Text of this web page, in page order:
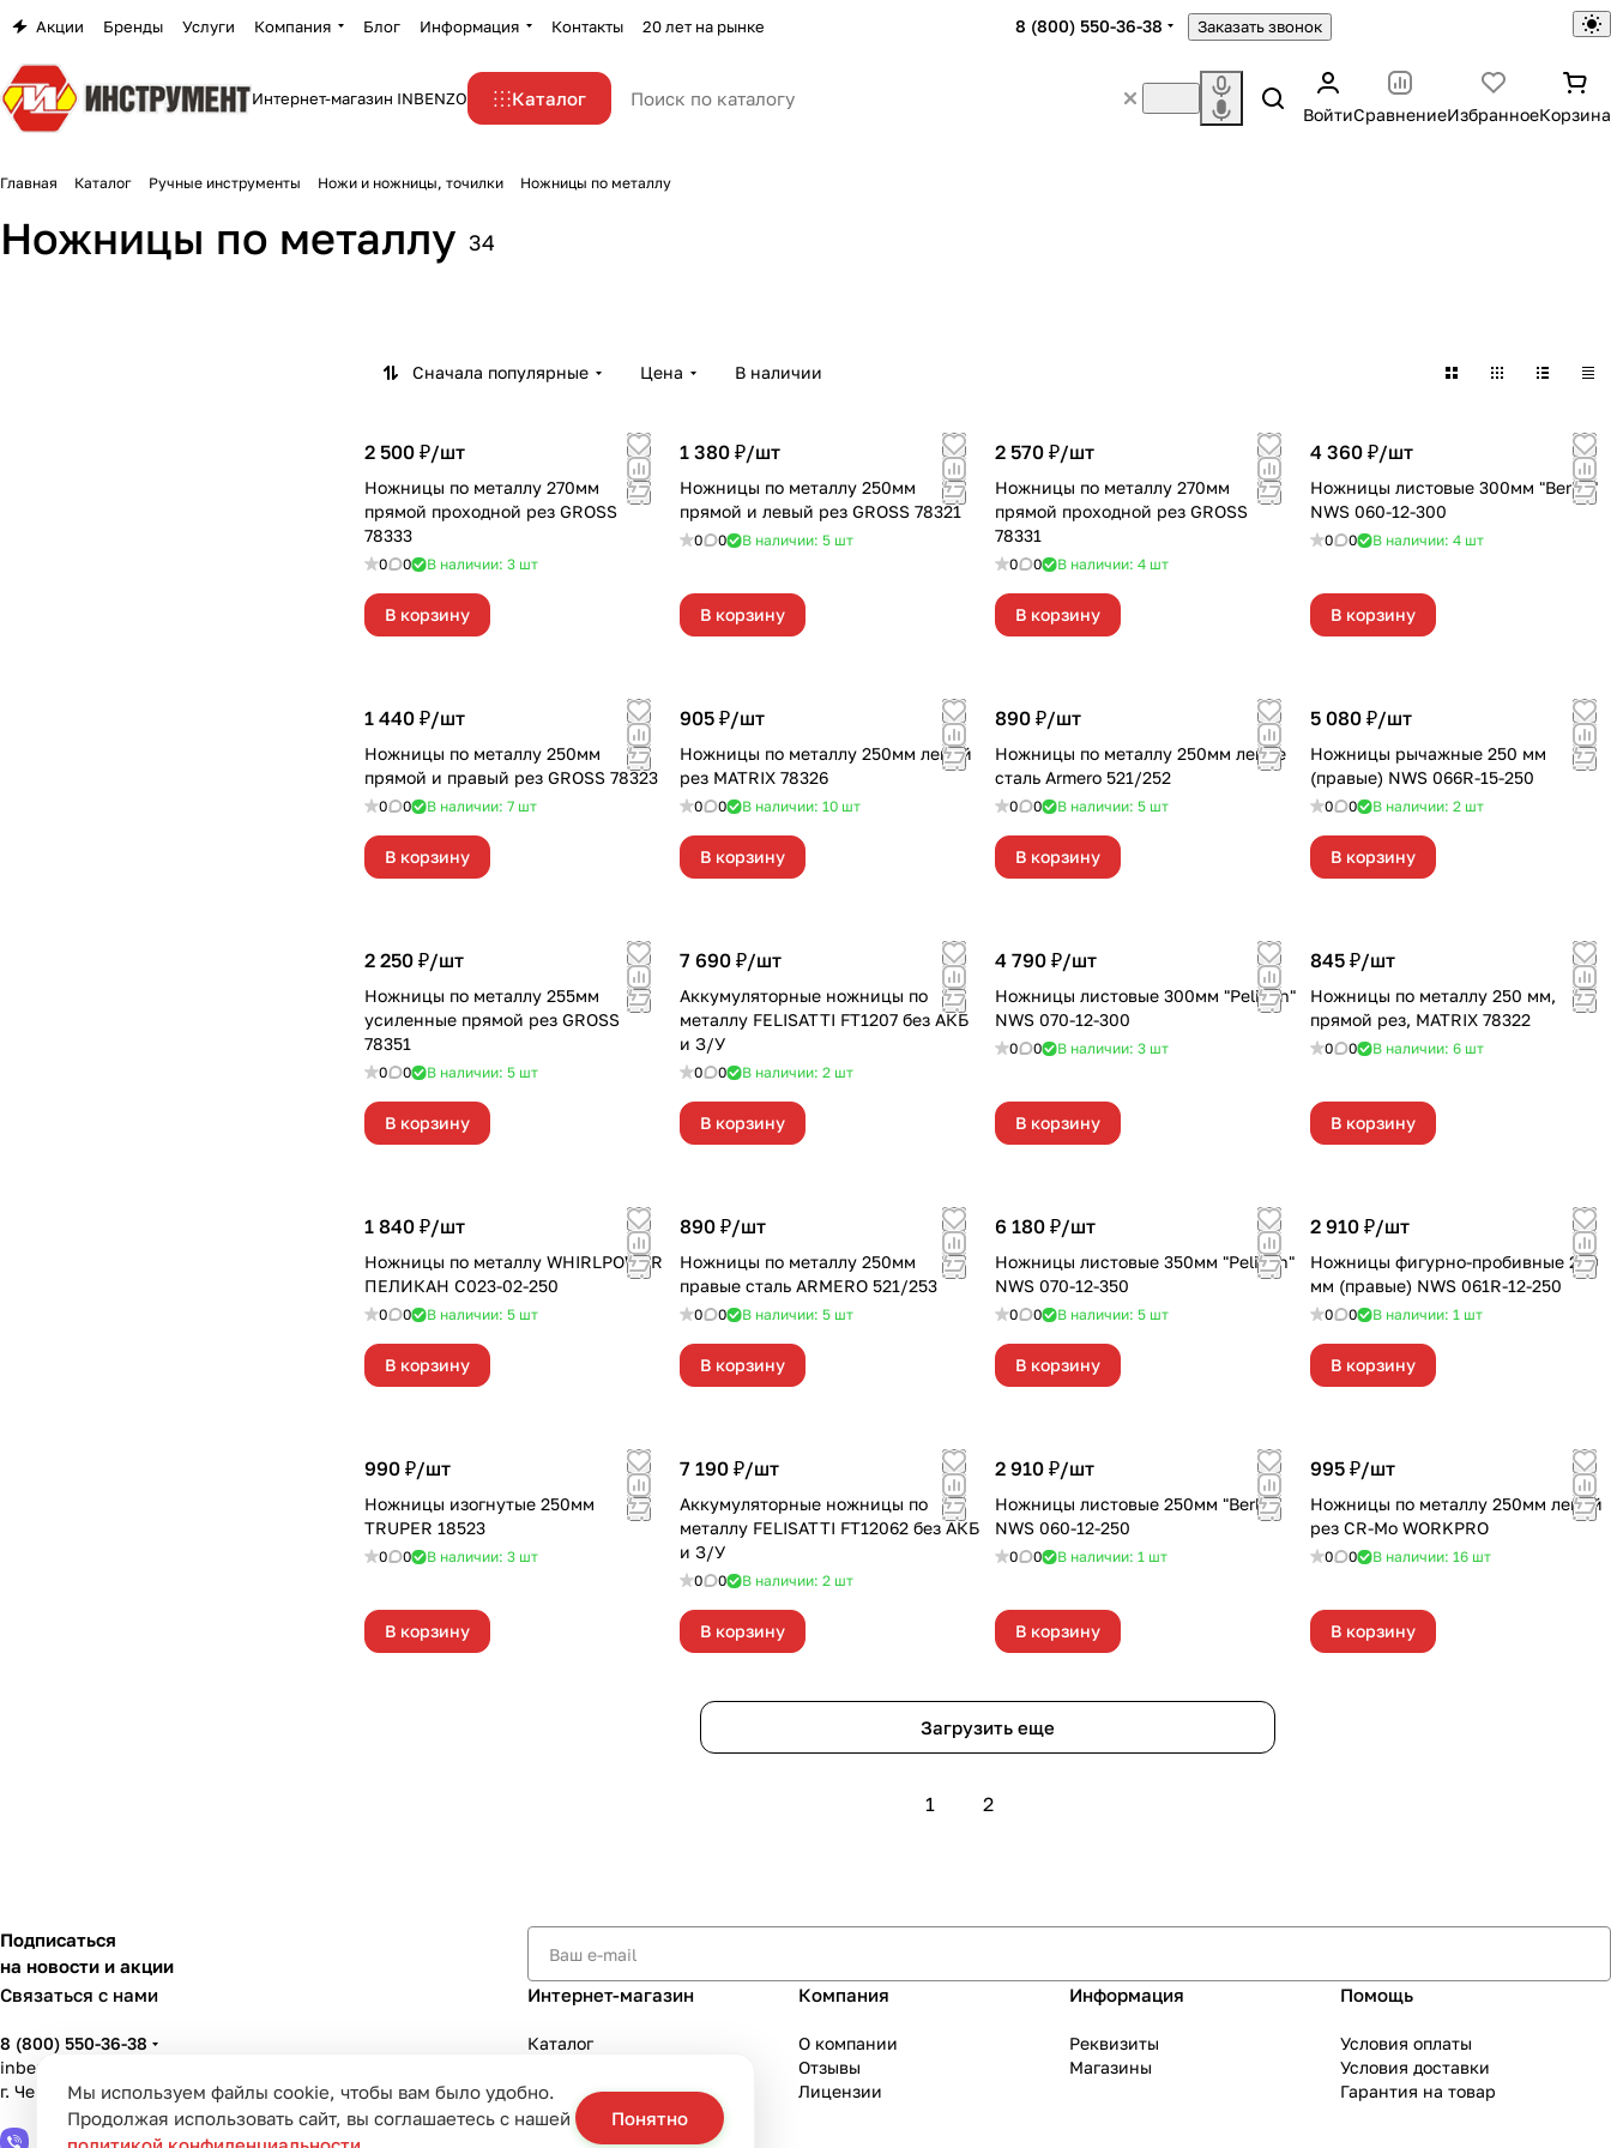
Мы используем файлы cookie, чтобы вам было удобно.
Продолжая использовать сайт, вы соглашаетесь с нашей
Понятно
Акции Бренды Услуги Компания Блог Информация Контакты 20 лет на рынке 8 (800) 550-36-38 Заказать звонок
Интернет-магазин INBENZO Каталог
ВойтиСравнениеИзбранноеКорзина
Главная Каталог Ручные инструменты Ножи и ножницы, точилки Ножницы по металлу
Ножницы по металлу 34
Сначала популярные Цена В наличии
2 500 ₽/шт
Ножницы по металлу 270мм
прямой проходной рез GROSS
78333
0 0 В наличии: 3 шт
В корзину
1 380 ₽/шт
Ножницы по металлу 250мм
прямой и левый рез GROSS 78321
0 0 В наличии: 5 шт
В корзину
2 570 ₽/шт
Ножницы по металлу 270мм
прямой проходной рез GROSS
78331
0 0 В наличии: 4 шт
В корзину
4 360 ₽/шт
Ножницы листовые 300мм "Berlin"
NWS 060-12-300
0 0 В наличии: 4 шт
В корзину
1 440 ₽/шт
Ножницы по металлу 250мм
прямой и правый рез GROSS 78323
0 0 В наличии: 7 шт
В корзину
905 ₽/шт
Ножницы по металлу 250мм левый
рез MATRIX 78326
0 0 В наличии: 10 шт
В корзину
890 ₽/шт
Ножницы по металлу 250мм левые
сталь Armero 521/252
0 0 В наличии: 5 шт
В корзину
5 080 ₽/шт
Ножницы рычажные 250 мм
(правые) NWS 066R-15-250
0 0 В наличии: 2 шт
В корзину
2 250 ₽/шт
Ножницы по металлу 255мм
усиленные прямой рез GROSS
78351
0 0 В наличии: 5 шт
В корзину
7 690 ₽/шт
Аккумуляторные ножницы по
металлу FELISATTI FT1207 без АКБ
и З/У
0 0 В наличии: 2 шт
В корзину
4 790 ₽/шт
Ножницы листовые 300мм "Pelikan"
NWS 070-12-300
0 0 В наличии: 3 шт
В корзину
845 ₽/шт
Ножницы по металлу 250 мм,
прямой рез, MATRIX 78322
0 0 В наличии: 6 шт
В корзину
1 840 ₽/шт
Ножницы по металлу WHIRLPOWER
ПЕЛИКАН С023-02-250
0 0 В наличии: 5 шт
В корзину
890 ₽/шт
Ножницы по металлу 250мм
правые сталь ARMERO 521/253
0 0 В наличии: 5 шт
В корзину
6 180 ₽/шт
Ножницы листовые 350мм "Pelikan"
NWS 070-12-350
0 0 В наличии: 5 шт
В корзину
2 910 ₽/шт
Ножницы фигурно-пробивные 250
мм (правые) NWS 061R-12-250
0 0 В наличии: 1 шт
В корзину
990 ₽/шт
Ножницы изогнутые 250мм
TRUPER 18523
0 0 В наличии: 3 шт
В корзину
7 190 ₽/шт
Аккумуляторные ножницы по
металлу FELISATTI FT12062 без АКБ
и З/У
0 0 В наличии: 2 шт
В корзину
2 910 ₽/шт
Ножницы листовые 250мм "Berlin"
NWS 060-12-250
0 0 В наличии: 1 шт
В корзину
995 ₽/шт
Ножницы по металлу 250мм левый
рез CR-Mo WORKPRO
0 0 В наличии: 16 шт
В корзину
Загрузить еще
1 2
Подписаться
на новости и акции
Связаться с нами
8 (800) 550-36-38
inbenzo35@list.ru
г. Череповец, ул. Вологодская, д. 50А
Интернет-магазин
Каталог
Бренды
Услуги
Компания
О компании
Отзывы
Лицензии
Информация
Реквизиты
Магазины
Помощь
Условия оплаты
Условия доставки
Гарантия на товар